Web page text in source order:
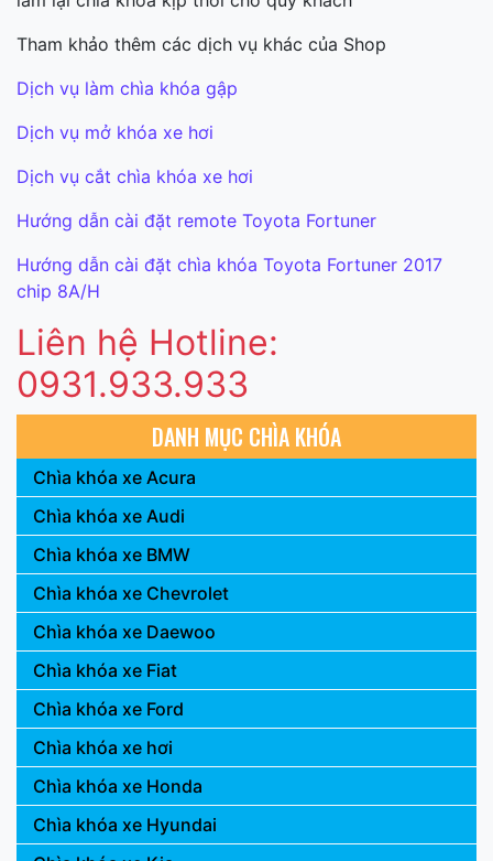
Tham khảo thêm các dịch vụ khác của Shop
Dịch vụ làm chìa khóa gập
Dịch vụ mở khóa xe hơi
Dịch vụ cắt chìa khóa xe hơi
Hướng dẫn cài đặt remote Toyota Fortuner
Hướng dẫn cài đặt chìa khóa Toyota Fortuner 2017
chip 8A/H
Liên hệ Hotline:
0931.933.933
DANH MỤC CHÌA KHÓA
Chìa khóa xe Acura
Chìa khóa xe Audi
Chìa khóa xe BMW
Chìa khóa xe Chevrolet
Chìa khóa xe Daewoo
Chìa khóa xe Fiat
Chìa khóa xe Ford
Chìa khóa xe hơi
Chìa khóa xe Honda
Chìa khóa xe Hyundai